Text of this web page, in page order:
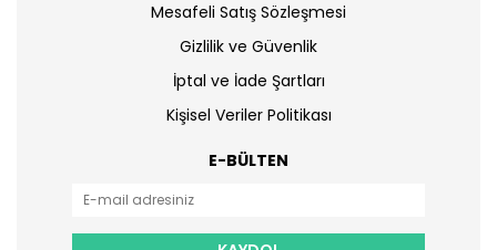
Mesafeli Satış Sözleşmesi
Gizlilik ve Güvenlik
İptal ve İade Şartları
Kişisel Veriler Politikası
E-BÜLTEN